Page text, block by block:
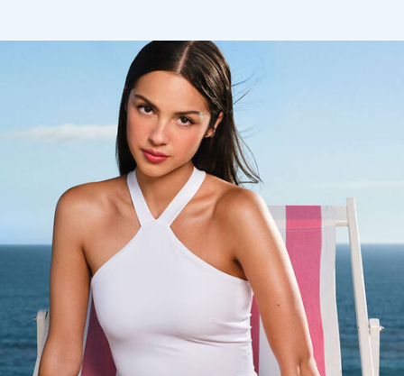
pdp-section-full-two-columns-image_layout